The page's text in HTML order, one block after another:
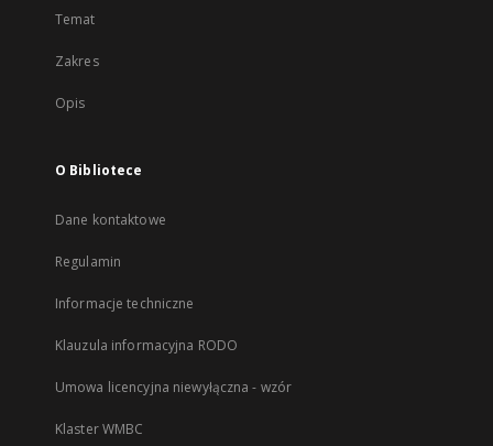
Temat
Zakres
Opis
O Bibliotece
Dane kontaktowe
Regulamin
Informacje techniczne
Klauzula informacyjna RODO
Umowa licencyjna niewyłączna - wzór
Klaster WMBC